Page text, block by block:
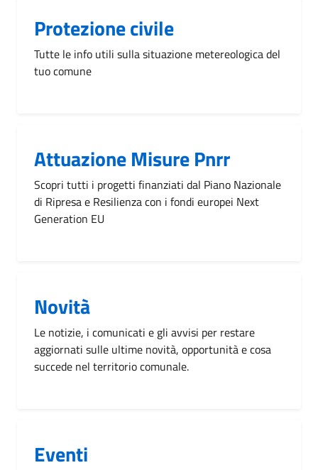
Protezione civile
Tutte le info utili sulla situazione metereologica del
tuo comune
Attuazione Misure Pnrr
Scopri tutti i progetti finanziati dal Piano Nazionale
di Ripresa e Resilienza con i fondi europei Next
Generation EU
Novità
Le notizie, i comunicati e gli avvisi per restare
aggiornati sulle ultime novità, opportunità e cosa
succede nel territorio comunale.
Eventi